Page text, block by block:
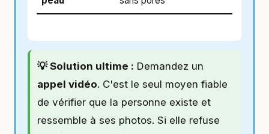
💡 Solution ultime : Demandez un
appel vidéo. C'est le seul moyen fiable
de vérifier que la personne existe et
ressemble à ses photos. Si elle refuse